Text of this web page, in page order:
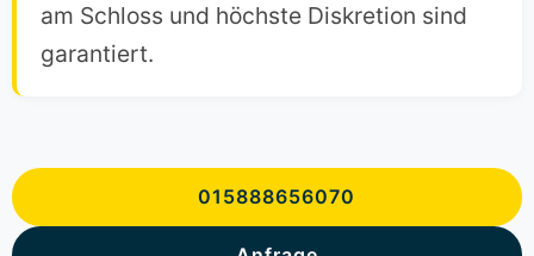
am Schloss und höchste Diskretion sind
garantiert.
015888656070